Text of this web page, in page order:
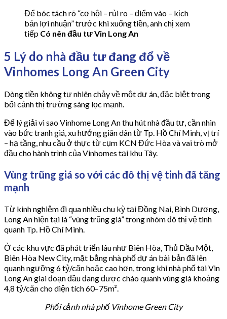
Để bóc tách rõ “cơ hội – rủi ro – điểm vào – kịch
bản lợi nhuận” trước khi xuống tiền, anh chị xem
tiếp Có nên đầu tư Vin Long An
5 Lý do nhà đầu tư đang đổ về
Vinhomes Long An Green City
Dòng tiền không tự nhiên chảy về một dự án, đặc biệt trong
bối cảnh thị trường sàng lọc mạnh.
Để lý giải vì sao Vinhome Long An thu hút nhà đầu tư, cần nhìn
vào bức tranh giá, xu hướng giãn dân từ Tp. Hồ Chí Minh, vị trí
– hạ tầng, nhu cầu ở thực từ cụm KCN Đức Hòa và vai trò mở
đầu cho hành trình của Vinhomes tại khu Tây.
Vùng trũng giá so với các đô thị vệ tinh đã tăng
mạnh
Từ kinh nghiệm đi qua nhiều chu kỳ tại Đồng Nai, Bình Dương,
Long An hiện tại là “vùng trũng giá” trong nhóm đô thị vệ tinh
quanh Tp. Hồ Chí Minh.
Ở các khu vực đã phát triển lâu như Biên Hòa, Thủ Dầu Một,
Biên Hòa New City, mặt bằng nhà phố dự án bài bản đã lên
quanh ngưỡng 6 tỷ/căn hoặc cao hơn, trong khi nhà phố tại Vin
Long An giai đoạn đầu đang được chào quanh vùng giá khoảng
4,8 tỷ/căn cho diện tích 60–75m².
Phối cảnh nhà phố Vinhome Green City